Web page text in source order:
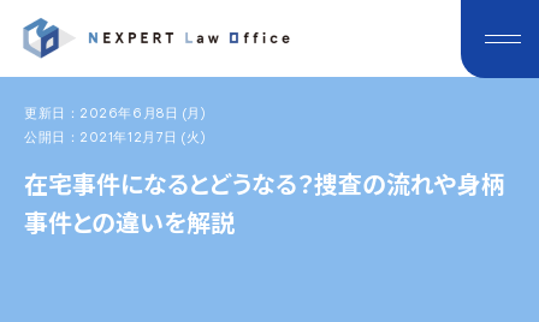
更新日：2026年6月8日 (月)
公開日：2021年12月7日 (火)
在宅事件になるとどうなる？捜査の流れや身柄
事件との違いを解説